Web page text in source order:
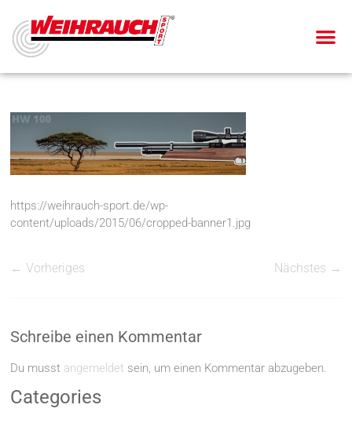
https://weihrauch-sport.de/wp-
content/uploads/2015/06/cropped-banner1.jpg
← Vorheriges Nächstes →
Schreibe einen Kommentar
Du musst angemeldet sein, um einen Kommentar abzugeben.
Categories